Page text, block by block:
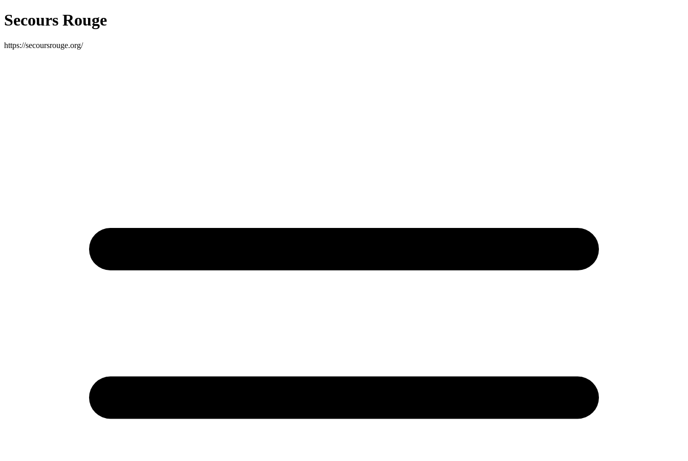
Secours Rouge
https://secoursrouge.org/